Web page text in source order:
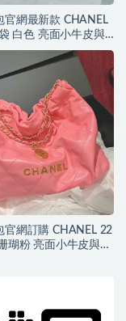
官網最新款 CHANEL
白色 亮面小牛皮與
官網訂購 CHANEL 22
瑚粉 亮面小牛皮與金